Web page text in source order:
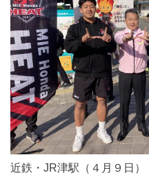
近鉄・JR津駅（４月９日）